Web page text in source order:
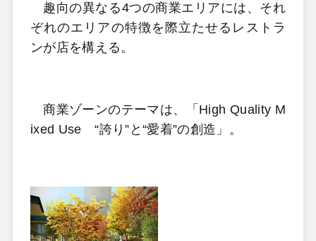
趣向の異なる4つの商業エリアには、それ
ぞれのエリアの特徴を際立たせるレストラ
ンが店を構える。
商業ゾーンのテーマは、「High Quality M
ixed Use “誇り”と“愛着”の創造」。